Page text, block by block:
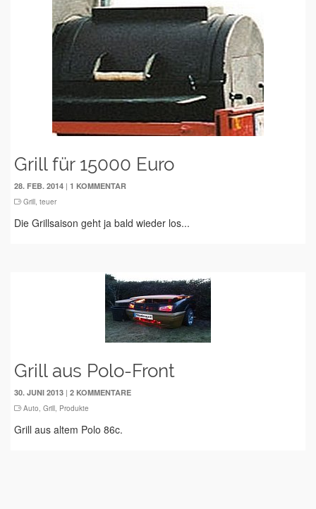
Grill für 15000 Euro
28. FEB. 2014 | 1 KOMMENTAR
Grill, teuer
Die Grillsaison geht ja bald wieder los...
Grill aus Polo-Front
30. JUNI 2013 | 2 KOMMENTARE
Auto, Grill, Produkte
Grill aus altem Polo 86c.